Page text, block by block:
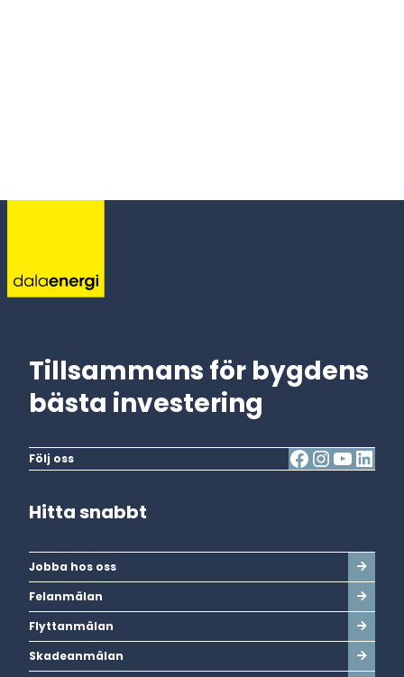
Tillsammans för bygdens
bästa investering
Följ oss
Hitta snabbt
Jobba hos oss
Felanmälan
Flyttanmälan
Skadeanmälan